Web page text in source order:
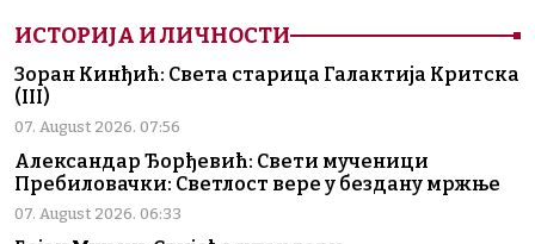
ИСТОРИЈА И ЛИЧНОСТИ
Зоран Кинђић: Света старица Галактија Критска
(III)
07. August 2026. 07:56
Александар Ђорђевић: Свети мученици
Пребиловачки: Светлост вере у бездану мржње
07. August 2026. 06:33